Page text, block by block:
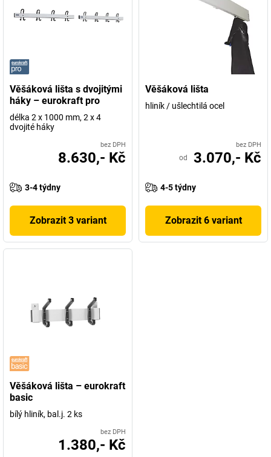
Věšáková lišta s dvojitými
háky – eurokraft pro
délka 2 x 1000 mm, 2 x 4
dvojité háky
bez DPH
8.630,- Kč
3-4 týdny
Zobrazit 3 variant
Věšáková lišta
hliník / ušlechtilá ocel
bez DPH
od 3.070,- Kč
4-5 týdny
Zobrazit 6 variant
Věšáková lišta – eurokraft
basic
bílý hliník, bal.j. 2 ks
bez DPH
1.380,- Kč